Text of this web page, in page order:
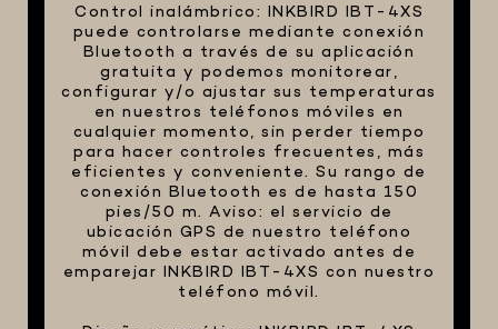
Control inalámbrico: INKBIRD IBT-4XS
puede controlarse mediante conexión
Bluetooth a través de su aplicación
gratuita y podemos monitorear,
configurar y/o ajustar sus temperaturas
en nuestros teléfonos móviles en
cualquier momento, sin perder tiempo
para hacer controles frecuentes, más
eficientes y conveniente. Su rango de
conexión Bluetooth es de hasta 150
pies/50 m. Aviso: el servicio de
ubicación GPS de nuestro teléfono
móvil debe estar activado antes de
emparejar INKBIRD IBT-4XS con nuestro
teléfono móvil.